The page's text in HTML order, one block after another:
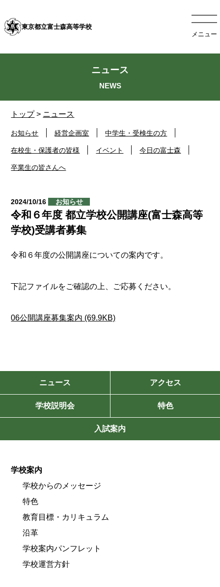
東京都立富士森高等学校
メニュー
トップ> ニュース
ニュース
お知らせ 経営企画室 中学生・受検生の方
在校生・保護者の皆様 イベント 今日の富士森
卒業生の皆さんへ
2024/10/16 お知らせ
令和６年度 都立学校公開講座(富士森高等
学校)受講者募集
令和６年度の公開講座についての案内です。
下記ファイルをご確認の上、ご応募ください。
06公開講座募集案内 (69.9KB)
ニュース アクセス
学校説明会 特色
入試案内
学校案内
学校からのメッセージ
特色
教育目標・カリキュラム
沿革
学校案内パンフレット
学校運営方針